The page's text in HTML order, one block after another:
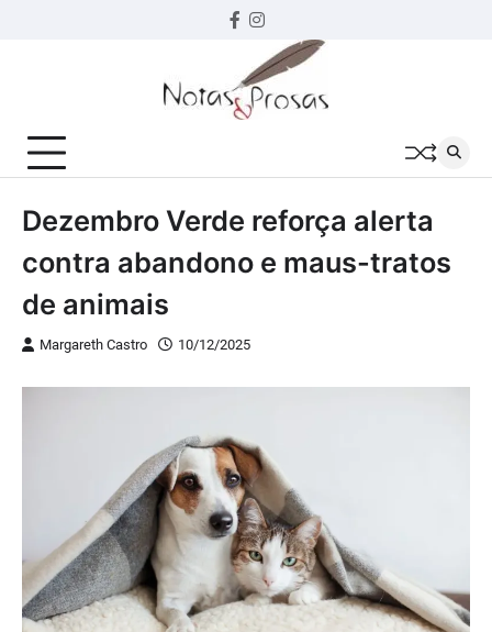
Facebook
instagram
Dezembro Verde reforça alerta
contra abandono e maus-tratos
de animais
Margareth Castro 10/12/2025